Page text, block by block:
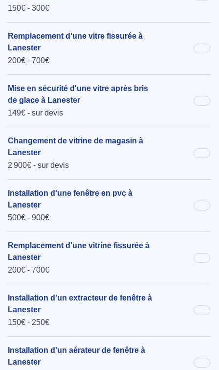
150€ - 300€
Remplacement d'une vitre fissurée à
Lanester
200€ - 700€
Mise en sécurité d'une vitre après bris
de glace à Lanester
149€ - sur devis
Changement de vitrine de magasin à
Lanester
2 900€ - sur devis
Installation d'une fenêtre en pvc à
Lanester
500€ - 900€
Remplacement d'une vitrine fissurée à
Lanester
200€ - 700€
Installation d'un extracteur de fenêtre à
Lanester
150€ - 250€
Installation d'un aérateur de fenêtre à
Lanester